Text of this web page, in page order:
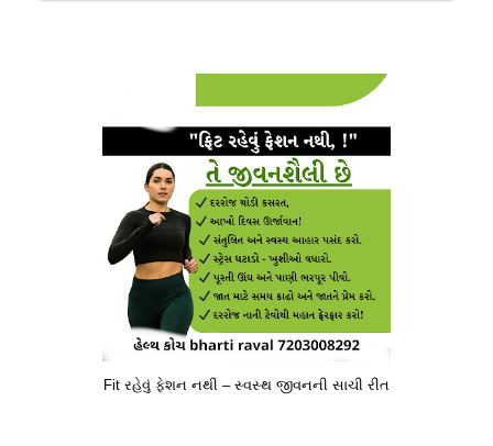
Fit રહેવું ફેશન નથી – સ્વસ્થ જીવનની સાચી રીત